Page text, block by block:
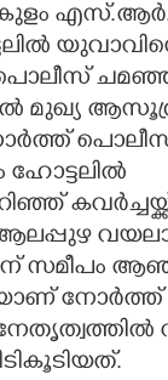
ചമഞ്ഞ്
മുഖ്യ
പൊലീസ്